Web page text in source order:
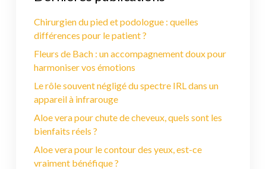
Chirurgien du pied et podologue : quelles
différences pour le patient ?
Fleurs de Bach : un accompagnement doux pour
harmoniser vos émotions
Le rôle souvent négligé du spectre IRL dans un
appareil à infrarouge
Aloe vera pour chute de cheveux, quels sont les
bienfaits réels ?
Aloe vera pour le contour des yeux, est-ce
vraiment bénéfique ?